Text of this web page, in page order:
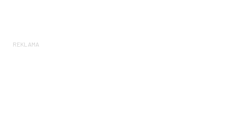
REKLAMA